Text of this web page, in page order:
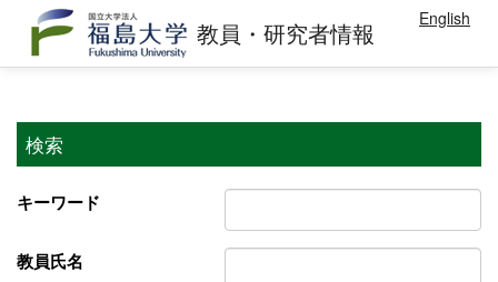
教員・研究者情報 English
検索
キーワード
教員氏名